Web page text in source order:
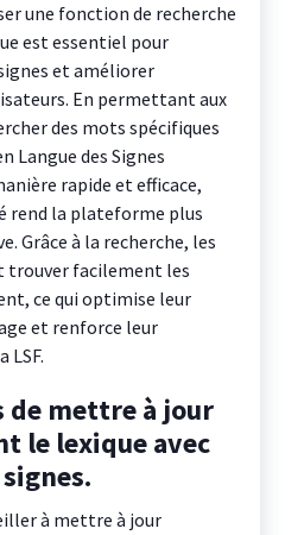
une fonction de recherche
est essentiel pour
et améliorer
En permettant aux
des mots spécifiques
Langue des Signes
rapide et efficace,
la plateforme plus
Grâce à la recherche, les
trouver facilement les
ce qui optimise leur
et renforce leur
LSF.
de mettre à jour
le lexique avec
à mettre à jour